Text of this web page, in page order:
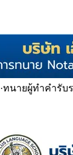
·ทนายผู้ทำคำรับ